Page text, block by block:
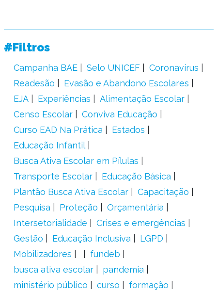
#Filtros
Campanha BAE Selo UNICEF
Coronavírus
Readesão
Evasão e Abandono Escolares
EJA
Experiências
Alimentação Escolar
Censo Escolar
Conviva Educação
Curso EAD Na Prática
Estados
Educação Infantil
Busca Ativa Escolar em Pílulas
Transporte Escolar
Educação Básica
Plantão Busca Ativa Escolar
Capacitação
Pesquisa
Proteção
Orçamentária
Intersetorialidade
Crises e emergências
Gestão
Educação Inclusiva
LGPD
Mobilizadores
fundeb
busca ativa escolar
pandemia
ministério público
curso
formação